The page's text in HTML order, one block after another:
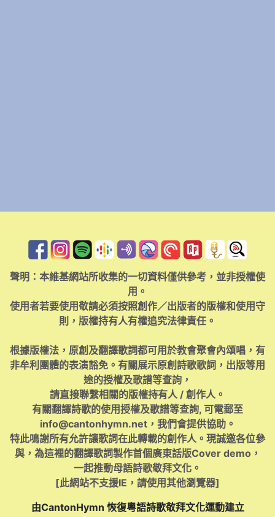
聲明：本維基網站所收集的一切資料僅供參考，並非授權使
用。
使用者若要使用敬請必須按照創作／出版者的版權和使用守
則，版權持有人有權追究法律責任。
根據版權法，原創及翻譯歌詞都可用於教會聚會內頌唱，有
非牟利團體的表演豁免。有關展示原創詩歌歌詞，出版等用
途的授權及歌譜等查詢，
請直接聯繫相關的版權持有人 / 創作人。
有關翻譯詩歌的使用授權及歌譜等查詢, 可電郵至
info@cantonhymn.net，我們會提供協助。
特此鳴謝所有允許讓歌詞在此轉載的創作人。現誠邀各位參
與，為這裡的翻譯歌詞製作首個廣東話版Cover demo，
一起推動母語詩歌敬拜文化。
[此網站不支援IE，請使用其他瀏覽器]
由CantonHymn 恢復粵語詩歌敬拜文化運動建立